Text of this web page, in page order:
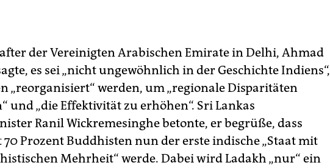
der Vereinigten Arabischen Emirate in ­Delhi, Ahmad
es sei „nicht ungewöhnlich in der Geschichte Indiens“,
„reorganisiert“ werden, um „regionale Disparitäten
und „die Effektivität zu erhöhen“. Sri Lankas
Ranil Wickremesinghe betonte, er begrüße, dass
Prozent Buddhisten nun der erste indische „Staat mit
Mehrheit“ werde. Dabei wird Ladakh „nur“ ein